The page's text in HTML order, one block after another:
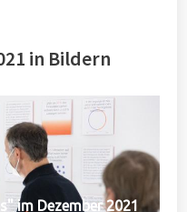
in Bildern
im Dezember 2021